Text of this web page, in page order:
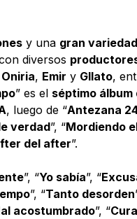
y una gran variedad
diversos
Oniria, Emir y Gllato,
” es el séptimo
, luego de “Antezana
verdad”, “Mordiendo
del after”.
”, “Yo sabía”, “
”, “Tanto desorden
acostumbrado”, “